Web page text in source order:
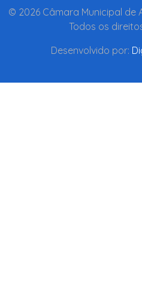
© 2026 Câmara Municipal de
Todos os
Desenvolvido por: